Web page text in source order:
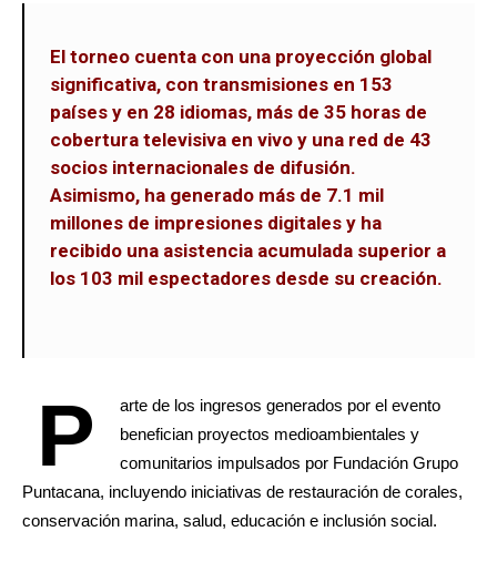
El torneo cuenta con una proyección global
significativa, con transmisiones en 153
países y en 28 idiomas, más de 35 horas de
cobertura televisiva en vivo y una red de 43
socios internacionales de difusión.
Asimismo, ha generado más de 7.1 mil
millones de impresiones digitales y ha
recibido una asistencia acumulada superior a
los 103 mil espectadores desde su creación.
P
arte de los ingresos generados por el evento
benefician proyectos medioambientales y
comunitarios impulsados por Fundación Grupo
Puntacana, incluyendo iniciativas de restauración de corales,
conservación marina, salud, educación e inclusión social.